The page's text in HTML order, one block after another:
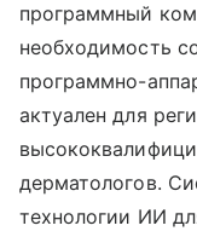
программный
необходимость
программно-
актуален для
дерматологов.
технологии ИИ